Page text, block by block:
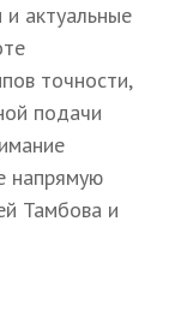
актуальные
точности,
подачи
напрямую
Тамбова и